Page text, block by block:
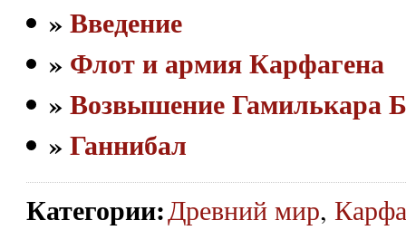
»Введение
» Флот и армия Карфагена
»Возвышение Гамилькара
»Ганнибал
Категории:Древний мир,